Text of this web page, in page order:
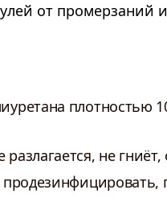
от промерзаний
плотностью
не